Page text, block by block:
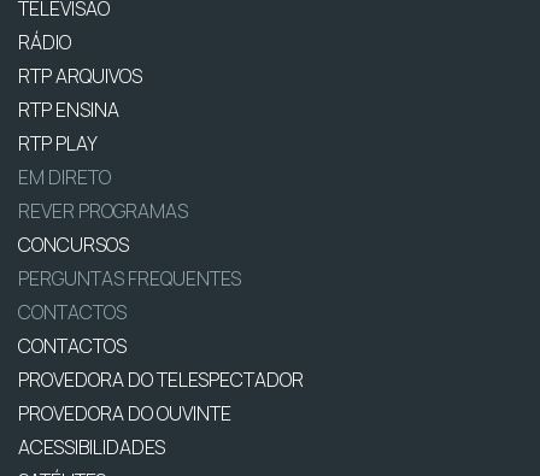
TELEVISÃO
RÁDIO
RTP ARQUIVOS
RTP ENSINA
RTP PLAY
EM DIRETO
REVER PROGRAMAS
CONCURSOS
PERGUNTAS FREQUENTES
CONTACTOS
CONTACTOS
PROVEDORA DO TELESPECTADOR
PROVEDORA DO OUVINTE
ACESSIBILIDADES